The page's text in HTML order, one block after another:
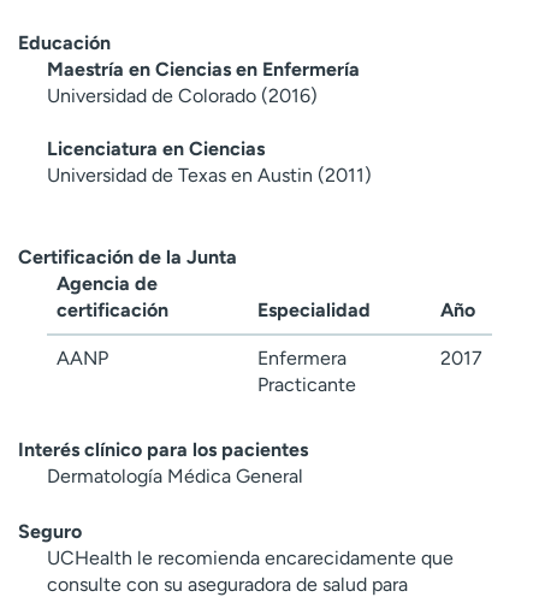
Educación
Maestría en Ciencias en Enfermería
Universidad de Colorado (2016)
Licenciatura en Ciencias
Universidad de Texas en Austin (2011)
Certificación de la Junta
Agencia de
certificación
Especialidad Año
AANP
Enfermera
Practicante
2017
Interés clínico para los pacientes
Dermatología Médica General
Seguro
UCHealth le recomienda encarecidamente que
consulte con su aseguradora de salud para